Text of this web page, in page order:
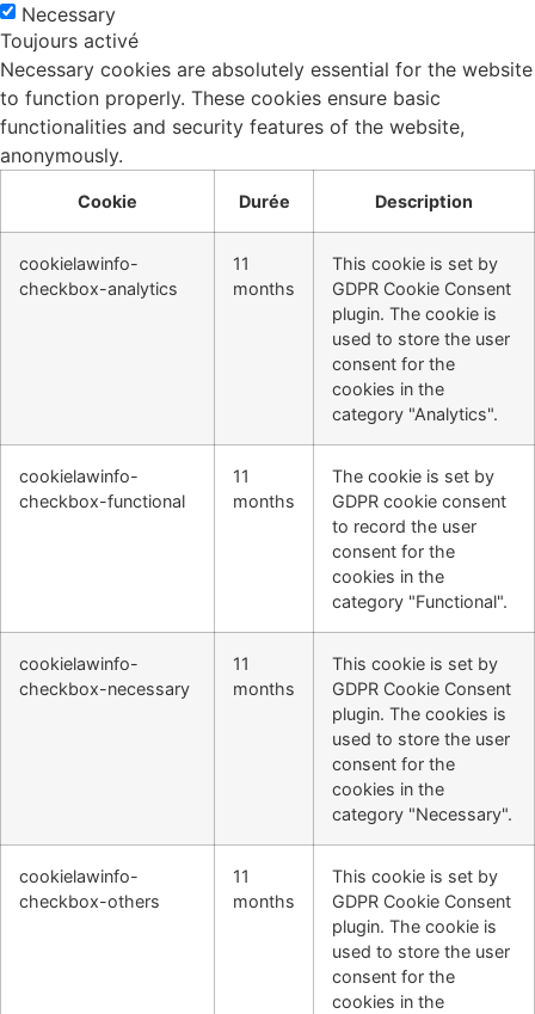
Necessary
Toujours activé
Necessary cookies are absolutely essential for the website
to function properly. These cookies ensure basic
functionalities and security features of the website,
anonymously.
Cookie Durée Description
cookielawinfo-
checkbox-analytics
11
months
This cookie is set by
GDPR Cookie Consent
plugin. The cookie is
used to store the user
consent for the
cookies in the
category "Analytics".
cookielawinfo-
checkbox-functional
11
months
The cookie is set by
GDPR cookie consent
to record the user
consent for the
cookies in the
category "Functional".
cookielawinfo-
checkbox-necessary
11
months
This cookie is set by
GDPR Cookie Consent
plugin. The cookies is
used to store the user
consent for the
cookies in the
category "Necessary".
cookielawinfo-
checkbox-others
11
months
This cookie is set by
GDPR Cookie Consent
plugin. The cookie is
used to store the user
consent for the
cookies in the